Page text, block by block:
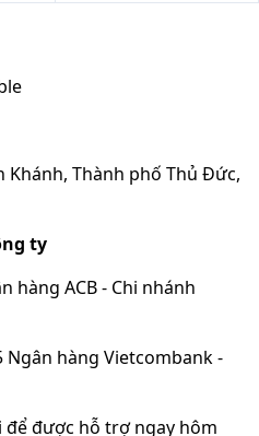
Khánh, Thành phố Thủ Đức,
ty
hàng ACB - Chi nhánh
Ngân hàng Vietcombank -
để được hỗ trợ ngay hôm